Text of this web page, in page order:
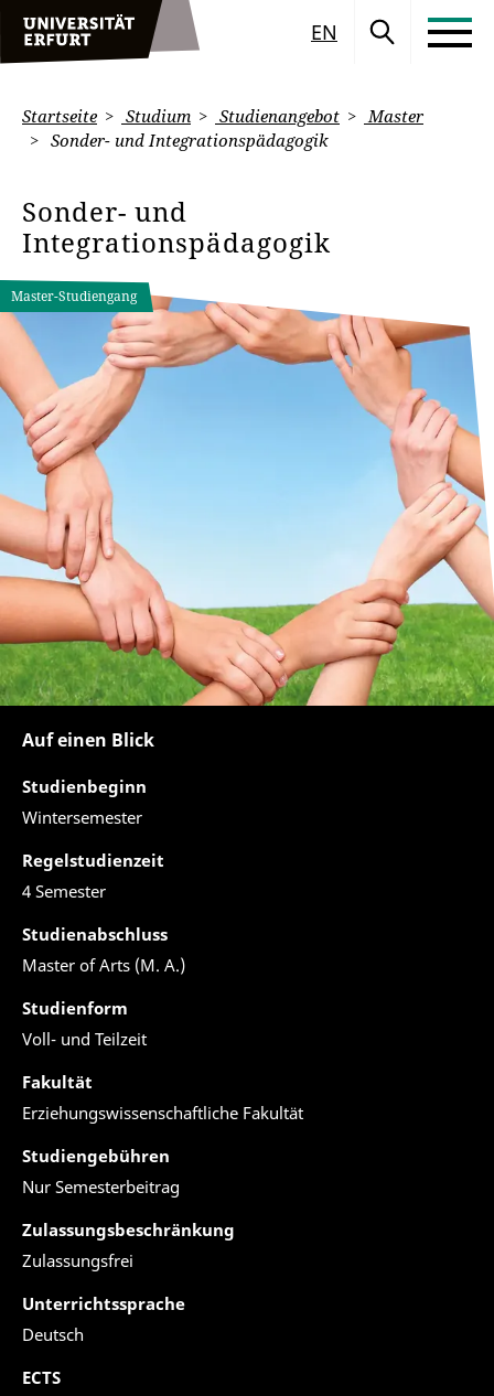
EN
Startseite Studium Studienangebot
Master
Sonder- und Integrationspädagogik
Sonder- und
Integrationspädagogik
Master-Studiengang
Auf einen Blick
Studienbeginn
Wintersemester
Regelstudienzeit
4 Semester
Studienabschluss
Master of Arts (M. A.)
Studienform
Voll- und Teilzeit
Fakultät
Erziehungswissenschaftliche Fakultät
Studiengebühren
Nur Semesterbeitrag
Zulassungsbeschränkung
Zulassungsfrei
Unterrichtssprache
Deutsch
ECTS